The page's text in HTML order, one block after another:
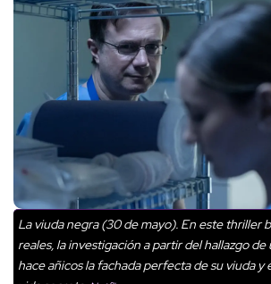
La viuda negra (30 de mayo). En este thriller
reales, la investigación a partir del hallazgo
hace añicos la fachada perfecta de su viuda y